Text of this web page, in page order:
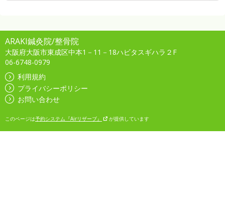
ARAKI鍼灸院/整骨院
大阪府大阪市東成区中本1－11－18ハビタスギハラ２F
06-6748-0979
利用規約
プライバシーポリシー
お問い合わせ
このページは予約システム『Airリザーブ』 が提供しています